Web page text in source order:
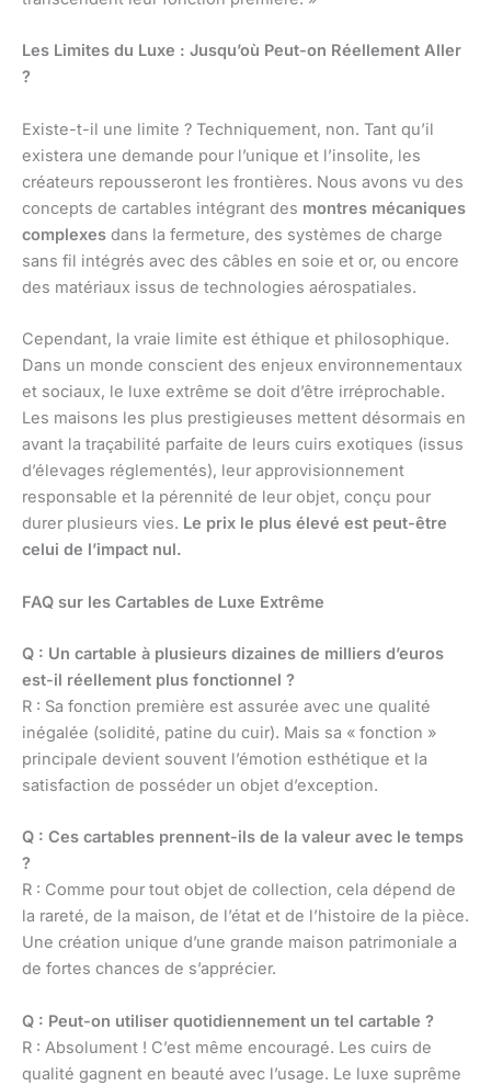
Les Limites du Luxe : Jusqu’où Peut-on Réellement Aller
?
Existe-t-il une limite ? Techniquement, non. Tant qu’il
existera une demande pour l’unique et l’insolite, les
créateurs repousseront les frontières. Nous avons vu des
concepts de cartables intégrant des montres mécaniques
complexes dans la fermeture, des systèmes de charge
sans fil intégrés avec des câbles en soie et or, ou encore
des matériaux issus de technologies aérospatiales.
Cependant, la vraie limite est éthique et philosophique.
Dans un monde conscient des enjeux environnementaux
et sociaux, le luxe extrême se doit d’être irréprochable.
Les maisons les plus prestigieuses mettent désormais en
avant la traçabilité parfaite de leurs cuirs exotiques (issus
d’élevages réglementés), leur approvisionnement
responsable et la pérennité de leur objet, conçu pour
durer plusieurs vies. Le prix le plus élevé est peut-être
celui de l’impact nul.
FAQ sur les Cartables de Luxe Extrême
Q : Un cartable à plusieurs dizaines de milliers d’euros
est-il réellement plus fonctionnel ?
R : Sa fonction première est assurée avec une qualité
inégalée (solidité, patine du cuir). Mais sa « fonction »
principale devient souvent l’émotion esthétique et la
satisfaction de posséder un objet d’exception.
Q : Ces cartables prennent-ils de la valeur avec le temps
?
R : Comme pour tout objet de collection, cela dépend de
la rareté, de la maison, de l’état et de l’histoire de la pièce.
Une création unique d’une grande maison patrimoniale a
de fortes chances de s’apprécier.
Q : Peut-on utiliser quotidiennement un tel cartable ?
R : Absolument ! C’est même encouragé. Les cuirs de
qualité gagnent en beauté avec l’usage. Le luxe suprême